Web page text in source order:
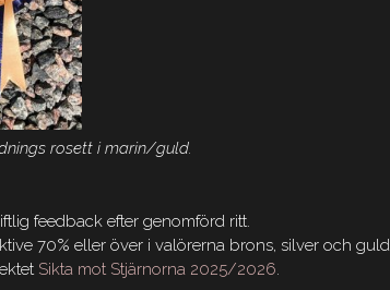
rosett i marin/guld.
feedback efter genomförd ritt.
70% eller över i valörerna brons, silver och guld.
Sikta mot Stjärnorna 2025/2026